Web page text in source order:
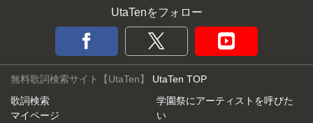
UtaTenをフォロー
無料歌詞検索サイト【UtaTen】 UtaTen TOP
歌詞検索
マイページ
学園祭にアーティストを呼びた
い